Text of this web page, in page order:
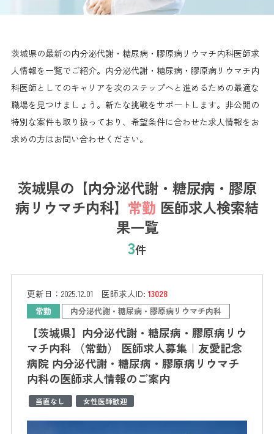
茨城県の最新の内分泌代謝・糖尿病・膠原病リウマチ内科医師求
人情報を一覧でご紹介。内分泌代謝・糖尿病・膠原病リウマチ内
科医師としてのキャリアを次のステップへと進めるための最適な
職場を見つけましょう。新たな挑戦をサポートします。非公開の
特別な案件も取り扱っており、希望条件に合わせた求人情報をお
求めの方はお問い合わせください。
茨城県の【内分泌代謝・糖尿病・膠原
病リウマチ内科】 常勤 医師求人検索結
果一覧
3件
更新日： 2025.12.01 医師求人ID:13028
常勤 内分泌代謝・糖尿病・膠原病リウマチ内科
【茨城県】内分泌代謝・糖尿病・膠原病リウ
マチ内科 （常勤） 医師求人募集｜友愛記念
病院 内分泌代謝・糖尿病・膠原病リウマチ
内科の医師求人情報のご案内
当直なし 女性医師歓迎